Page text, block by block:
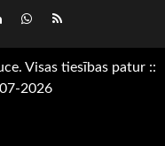
whatsapp
RSS
Visas tiesības patur ::
2026